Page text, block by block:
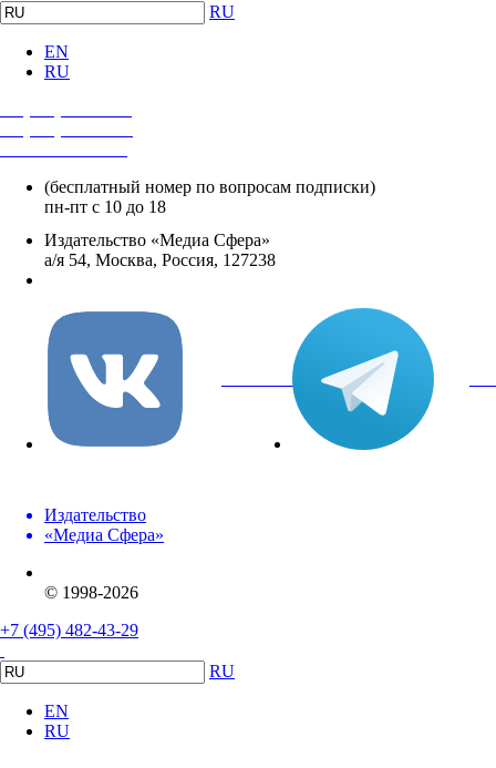
RU
EN
RU
(бесплатный номер по вопросам подписки)
пн-пт с 10 до 18
Издательство «Медиа Сфера»
а/я 54, Москва, Россия, 127238
вКонтакте
Издательство
«Медиа Сфера»
© 1998-2026
+7 (495) 482-43-29
RU
EN
RU